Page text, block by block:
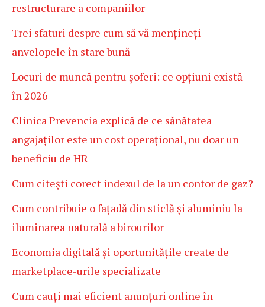
restructurare a companiilor
Trei sfaturi despre cum să vă mențineți
anvelopele în stare bună
Locuri de muncă pentru șoferi: ce opțiuni există
în 2026
Clinica Prevencia explică de ce sănătatea
angajaților este un cost operațional, nu doar un
beneficiu de HR
Cum citești corect indexul de la un contor de gaz?
Cum contribuie o fațadă din sticlă și aluminiu la
iluminarea naturală a birourilor
Economia digitală și oportunitățile create de
marketplace-urile specializate
Cum cauți mai eficient anunțuri online în